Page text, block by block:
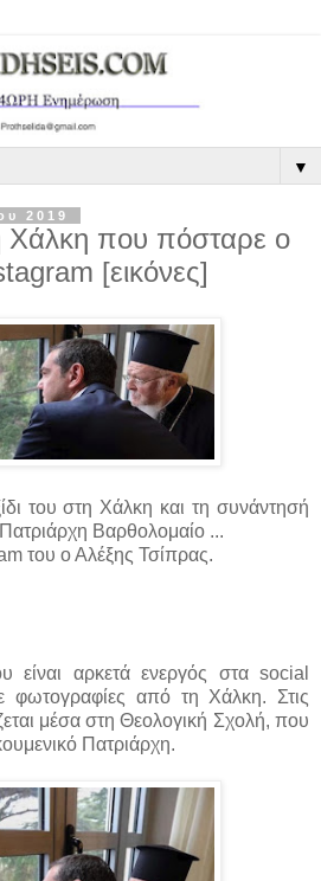
▼
2019
Χάλκη που πόσταρε ο
[εικόνες]
του στη Χάλκη και τη συνάντησή
Βαρθολομαίο ...
του ο Αλέξης Τσίπρας.
αρκετά ενεργός στα social
φωτογραφίες από τη Χάλκη. Στις
μέσα στη Θεολογική Σχολή, που
Πατριάρχη.